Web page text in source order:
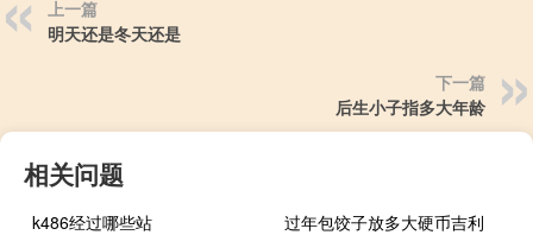
上一篇
明天还是冬天还是
下一篇
后生小子指多大年龄
相关问题
k486经过哪些站
过年包饺子放多大硬币吉利